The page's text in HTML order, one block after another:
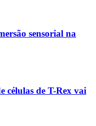
sensorial na
células de T-Rex vai